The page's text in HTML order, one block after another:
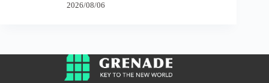
2026/08/06